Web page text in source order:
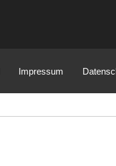
Impressum